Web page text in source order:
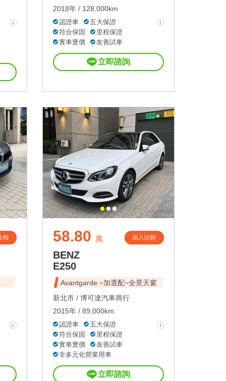
2018年 / 128,000km
認證車
五大保證
符合保固
里程保證
實車實價
友善試車
立即諮詢
較 58.80 萬 加入比較
BENZ
E250
Avantgarde ~加選配~全景天窗
新北市 / 博可達汽車商行
2015年 / 89,000km
認證車
五大保證
符合保固
里程保證
實車實價
友善試車
非多元化營業用車
立即諮詢